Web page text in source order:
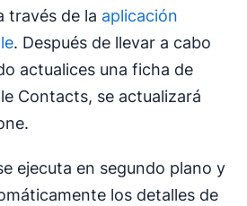
través de la aplicación
. Después de llevar a cabo
actualices una ficha de
Contacts, se actualizará
ejecuta en segundo plano y
los detalles de